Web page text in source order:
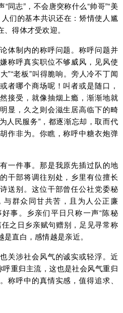
同志”，不会唐突称什么“帅哥”“美
们的基本共识还在：矫情使人尴
得体才受欢迎。
体制内的称呼问题。称呼问题并
称呼真实职位不够威风，见风使
”“老板”叫得脆响。旁人冷不丁闻
者哪个商场呢！叫者或是随口，
接受，就像抽烟上瘾，渐渐地就
显，久之则会滋生居高临下的畸
人民服务”，都逐渐忘却，取而代
作非为。你瞧，称呼中糖衣炮弹
一件事。那是我原先插过队的地
干部将调往别处，乡里有位擅长
送别。这位干部曾任公社党委秘
群众同甘共苦，且为人公正廉
事。乡亲们平日只称一声“陈秘
之日乡亲赋句赠别，足见寻常称
直白，感情越是亲近。
关涉社会风气的诚实或轻浮。近
呼重归主流，这也是社会风气重归
称呼中的真情实感，值得追求、